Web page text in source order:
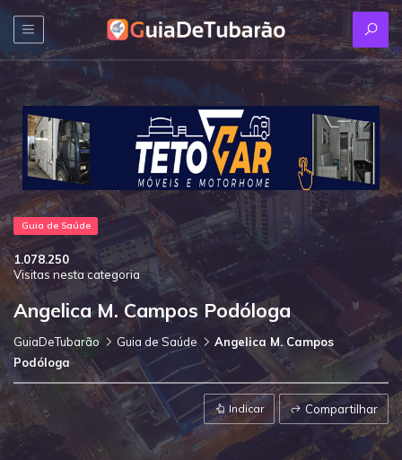
Guia de Saúde
1.078.250
Visitas nesta categoria
Angelica M. Campos Podóloga
GuiaDeTubarão Guia de Saúde
Angelica M. Campos
Podóloga
Indicar Compartilhar